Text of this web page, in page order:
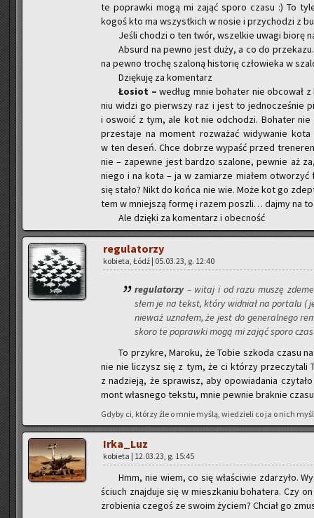
te po­praw­ki mogą mi zająć sporo czasu :) To
kogoś kto ma wszyst­kich w nosie i przy­cho­dzi z
Jeśli cho­dzi o ten twór, wszel­kie uwagi biorę
Ab­surd na pewno jest duży, a co do
na pewno tro­chę sza­lo­ną hi­sto­rię czło­wie­ka w
Dzię­ku­ję za ko­men­tarz
Ło­siot – we­dług mnie bo­ha­ter nie ob­co­wał
niu widzi go pierw­szy raz i jest to jed­no­cze­śnie
i oswo­ić z tym, ale kot nie od­cho­dzi. Bo­ha­ter
prze­sta­je na mo­ment roz­wa­żać wi­dy­wa­nie
w ten deseń. Chce do­brze wy­paść przed
nie – za­pew­ne jest bar­dzo sza­lo­ne, pew­nie aż
niego i na kota – ja w za­mia­rze mia­łem
się stało? Nikt do końca nie wie. Może kot go
tem w mniej­szą formę i razem po­szli… dajmy na to
Ale dzię­ki za ko­men­tarz i obec­ność
re­gu­la­to­rzy
ko­bie­ta, Łódź | 05.03.23, g. 12:40
re­gu­la­to­rzy– witaj i od razu muszę
słem je na tekst, który wid­niał na por­ta­lu
nie­waż uzna­łem, że jest do ge­ne­ral­ne­go
skoro te po­praw­ki mogą mi zająć sporo
To przy­kre, Ma­ro­ku, że Tobie szko­da czasu
nie nie li­czysz się z tym, że ci któ­rzy prze­czy­ta­li
z na­dzie­ją, że spra­wisz, aby opo­wia­da­nia
mont wła­sne­go tek­stu, mnie pew­nie brak­nie
Gdyby ci, któ­rzy źle o mnie myślą, wie­dzie­li co ja o nich
Ir­ka­_Luz
ko­bie­ta | 12.03.23, g. 15:45
Hmm, nie wiem, co się wła­ści­wie zda­rzy­ło.
ściuch znaj­du­je się w miesz­ka­niu bo­ha­te­ra. Czy
zro­bie­nia cze­goś ze swoim ży­ciem? Chciał go